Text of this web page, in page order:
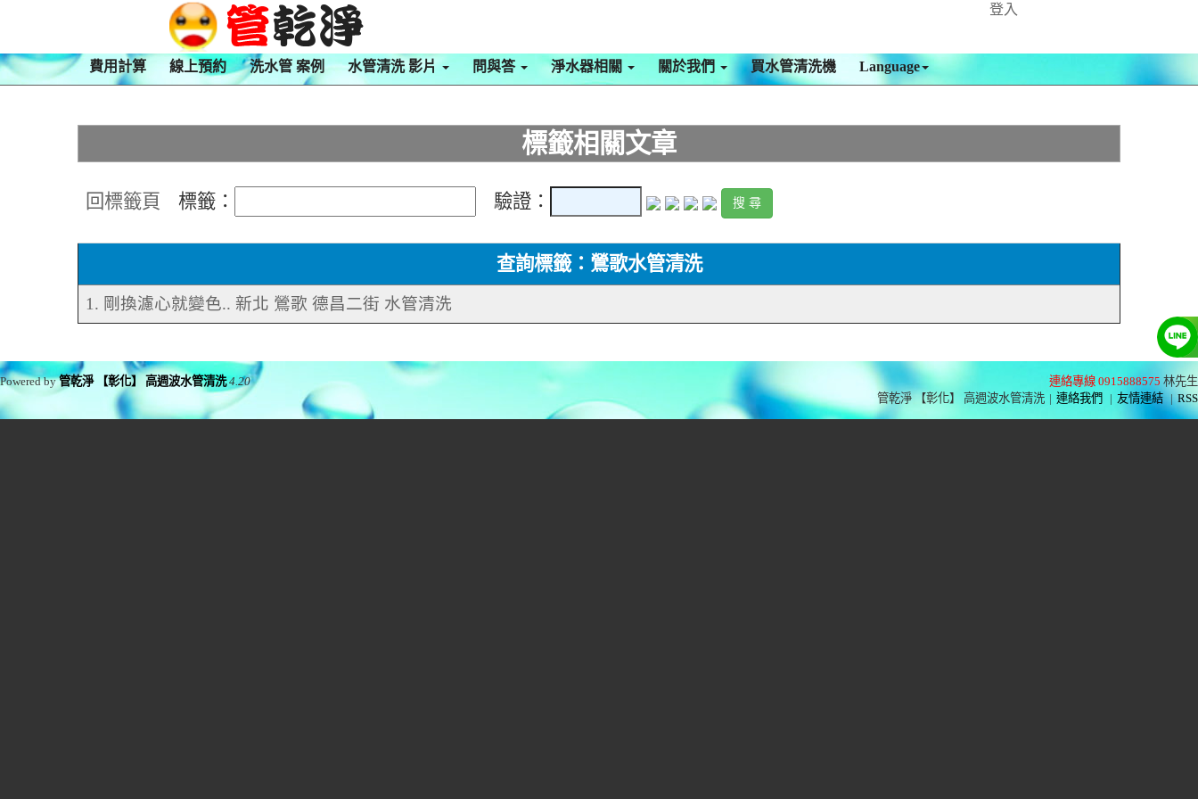
登入
費用計算 線上預約 洗水管 案例 水管清洗 影片 問與答 淨水器相關 關於我們 買水管清洗機 Language
標籤相關文章
回標籤頁 標籤： 驗證：
查詢標籤：鶯歌水管清洗
1. 剛換濾心就變色.. 新北 鶯歌 德昌二街 水管清洗
連絡專線 0915888575 林先生
管乾淨 【彰化】 高週波水管清洗 | 連絡我們 | 友情連結 | RSS
Powered by管乾淨 【彰化】 高週波水管清洗 4.20